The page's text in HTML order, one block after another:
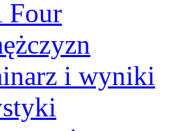
Four
i wyniki